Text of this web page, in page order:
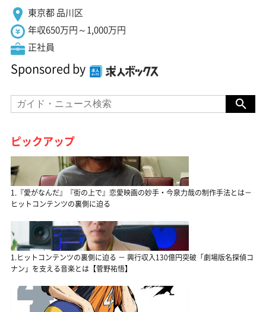
東京都 品川区
年収650万円～1,000万円
正社員
Sponsored by
ピックアップ
1.『愛がなんだ』『街の上で』恋愛映画の妙手・今泉力哉の制作手法とは－
ヒットコンテンツの裏側に迫る
1.ヒットコンテンツの裏側に迫る － 興行収入130億円突破「劇場版名探偵コ
ナン」を支える音楽とは【菅野祐悟】